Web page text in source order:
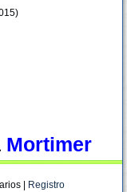
Mortimer
| Registro